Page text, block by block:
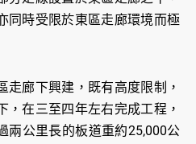
同時受限於東區走廊環境而極
走廊下興建，既有高度限制，
，在三至四年左右完成工程，
兩公里長的板道重約25,000公